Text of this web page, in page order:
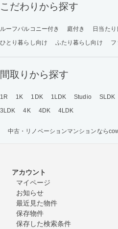
こだわりから探す
ルーフバルコニー付き 庭付き 日当たり
ひとり暮らし向け
ふたり暮らし向け フ
間取りから探す
1R 1K 1DK 1LDK Studio SLDK
3LDK
4K 4DK 4LDK
中古・リノベーションマンションなら
アカウント
マイページ
お知らせ
最近見た物件
保存物件
保存した検索条件